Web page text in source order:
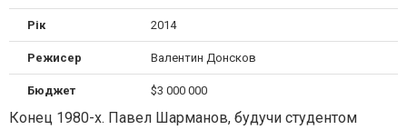
Рік 2014
Режисер Валентин Донсков
Бюджет $3 000 000
Конец 1980-х. Павел Шарманов, будучи студентом